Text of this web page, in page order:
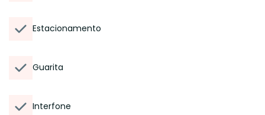
Estacionamento
Guarita
Interfone